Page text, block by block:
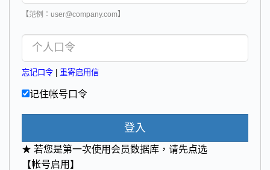
【范例：user@company.com】
忘记口令 重寄启用信
记住帐号口令
登入
★ 若您是第一次使用会员数据库，请先点选
【帐号启用】